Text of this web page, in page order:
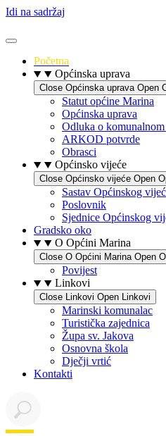
Idi na sadržaj
Početna
Općinska uprava
Close Općinska uprava Open
Statut općine Marina
Općinska uprava
Odluka o komunalnom
ARKOD potvrde
Obrasci
Općinsko vijeće
Close Općinsko vijeće Open
Sastav Općinskog
Poslovnik
Sjednice Općinskog
Gradsko oko
O Općini Marina
Close O Općini Marina Open
Povijest
Linkovi
Close Linkovi Open Linkovi
Marinski komunalac
Turistička zajednica
Župa sv. Jakova
Osnovna škola
Dječji vrtić
Kontakti